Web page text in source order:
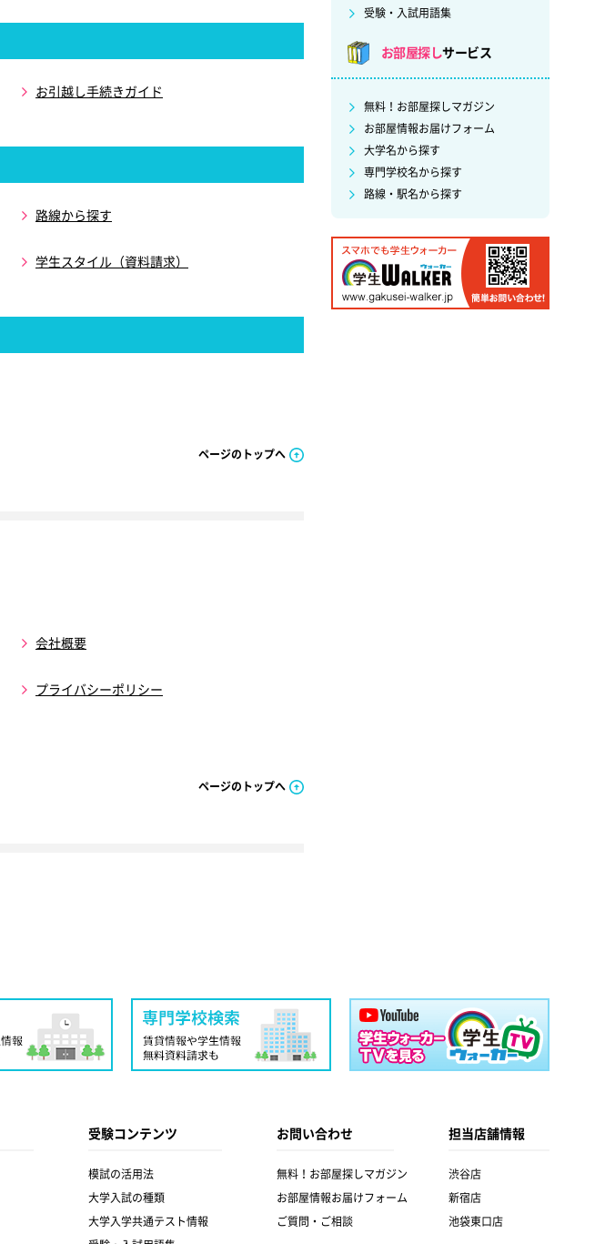
お引越し手続きガイド
路線から探す
学生スタイル（資料請求）
ページのトップへ
会社概要
プライバシーポリシー
ページのトップへ
受験・入試用語集
お部屋探しサービス
無料！お部屋探しマガジン
お部屋情報お届けフォーム
大学名から探す
専門学校名から探す
路線・駅名から探す
受験コンテンツ
模試の活用法
大学入試の種類
大学入学共通テスト情報
お問い合わせ
無料！お部屋探しマガジン
お部屋情報お届けフォーム
ご質問・ご相談
担当店舗情報
渋谷店
新宿店
池袋東口店